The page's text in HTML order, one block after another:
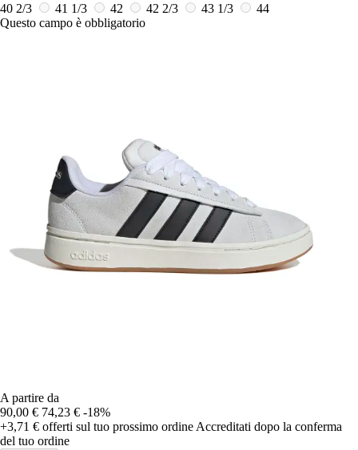
40 2/3
41 1/3 42 42 2/3 43 1/3
44
Questo campo è obbligatorio
A partire da
90,00 € 74,23 € -18%
+3,71 € offerti sul tuo prossimo ordine Accreditati dopo la conferma
del tuo ordine